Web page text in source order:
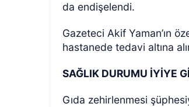
da endişelendi.
Gazeteci Akif Yaman’ın
hastanede tedavi altına
SAĞLIK DURUMU İYİYE
Gıda zehirlenmesi